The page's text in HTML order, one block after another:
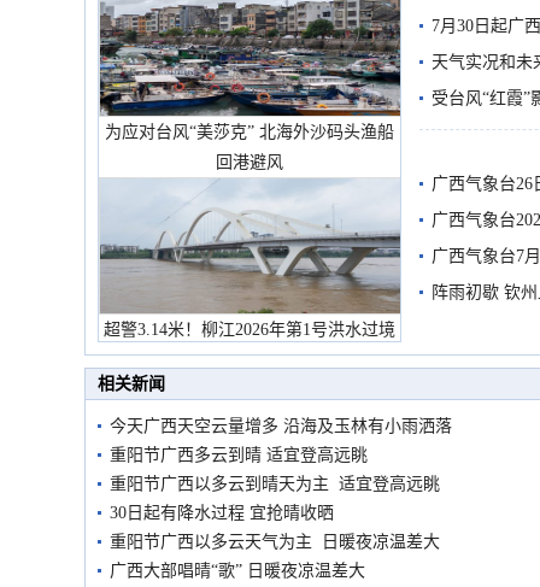
为应对台风“美莎克” 北海外沙码头渔船
回港避风
超警3.14米！柳江2026年第1号洪水过境
市民在堤岸见证汛况
7月30日起广
天气实况和未
受台风“红霞”
有较强降雨
广西气象台26
广西气象台
预警
广西气象台7
阵雨初歇 钦
相关新闻
今天广西天空云量增多 沿海及玉林有小雨洒落
重阳节广西多云到晴 适宜登高远眺
重阳节广西以多云到晴天为主 适宜登高远眺
30日起有降水过程 宜抢晴收晒
重阳节广西以多云天气为主 日暖夜凉温差大
广西大部唱晴“歌” 日暖夜凉温差大